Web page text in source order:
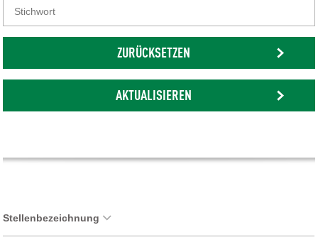
ZURÜCKSETZEN
AKTUALISIEREN
Stellenbezeichnung